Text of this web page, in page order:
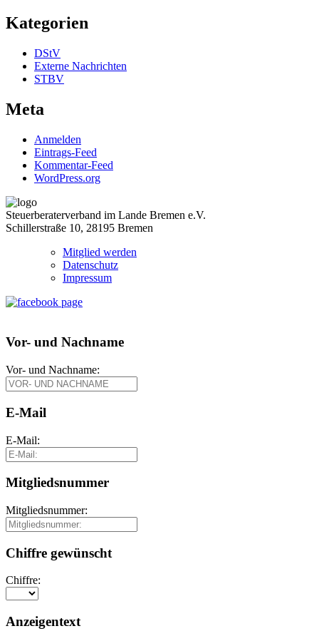
Kategorien
DStV
Externe Nachrichten
STBV
Meta
Anmelden
Eintrags-Feed
Kommentar-Feed
WordPress.org
Steuerberaterverband im Lande Bremen e.V.
Schillerstraße 10, 28195 Bremen
Mitglied werden
Datenschutz
Impressum
Vor- und Nachname
Vor- und Nachname:
E-Mail
E-Mail:
Mitgliedsnummer
Mitgliedsnummer:
Chiffre gewünscht
Chiffre:
Anzeigentext